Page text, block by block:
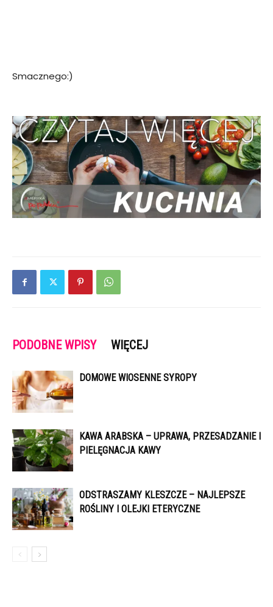
Smacznego:)
PODOBNE WPISY WIĘCEJ
DOMOWE WIOSENNE SYROPY
KAWA ARABSKA – UPRAWA, PRZESADZANIE I
PIELĘGNACJA KAWY
ODSTRASZAMY KLESZCZE – NAJLEPSZE
ROŚLINY I OLEJKI ETERYCZNE